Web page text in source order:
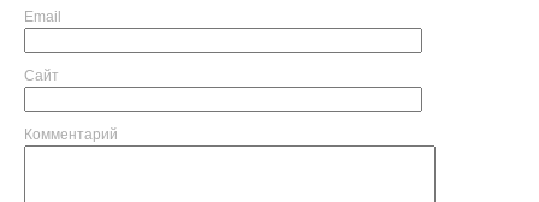
Email
Сайт
Комментарий